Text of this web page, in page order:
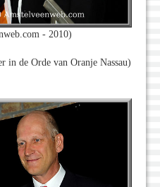
- 2010)
in de Orde van Oranje Nassau)